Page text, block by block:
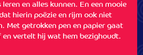
leren en alles kunnen. En een mooie
hierin poëzie en rijm ook niet
Met getrokken pen en papier gaat
en vertelt hij wat hem bezighoudt.